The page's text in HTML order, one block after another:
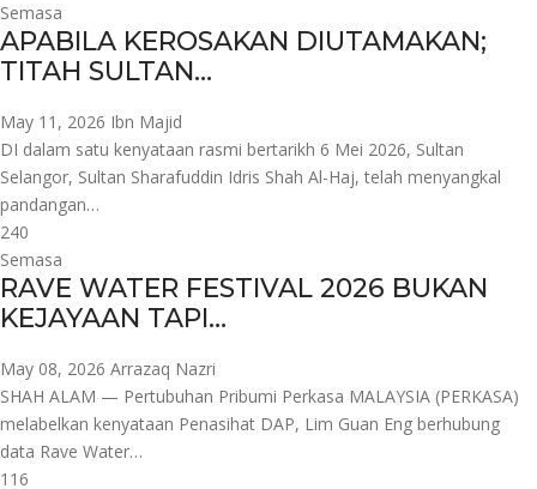
Semasa
APABILA KEROSAKAN DIUTAMAKAN;
TITAH SULTAN…
May 11, 2026 Ibn Majid
DI dalam satu kenyataan rasmi bertarikh 6 Mei 2026, Sultan
Selangor, Sultan Sharafuddin Idris Shah Al-Haj, telah menyangkal
pandangan…
240
Semasa
RAVE WATER FESTIVAL 2026 BUKAN
KEJAYAAN TAPI…
May 08, 2026 Arrazaq Nazri
SHAH ALAM — Pertubuhan Pribumi Perkasa MALAYSIA (PERKASA)
melabelkan kenyataan Penasihat DAP, Lim Guan Eng berhubung
data Rave Water…
116